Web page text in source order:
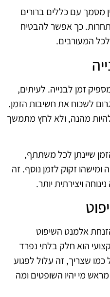
מסמך עם כללים ברורים
כך אפשר להבטיח
המעורבים.
זמן לבנייה. לעיתים,
לשכוח את חשיבות הזמן.
מהנה, ולא לחץ מתמשך
שיינתן לכל משתתף,
זקוק לזמן נוסף. זה
ויצירתית יותר.
אלמנט השיפוט
הוא חלק בלתי נפרד
שצריך, זה עלול לפגוע
מי יהיו השופטים ומה